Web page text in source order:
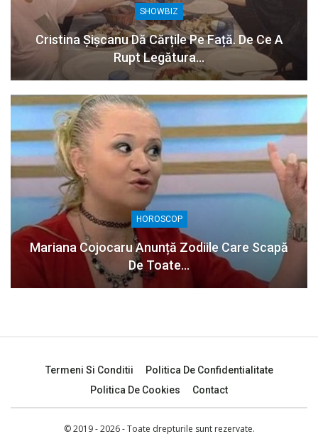
SHOWBIZ
Cristina Șișcanu Dă Cărțile Pe Față. De Ce A
Rupt Legătura…
HOROSCOP
Mariana Cojocaru Anunță Zodiile Care Scapă
De Toate…
Termeni Si Conditii
Politica De Confidentialitate
Politica De Cookies
Contact
© 2019 - 2026 - Toate drepturile sunt rezervate.